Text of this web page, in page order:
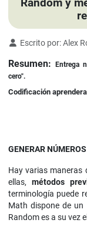
Random y
Detalles
Escrito por:Alex
Resumen:
Entrega
cero".
Codificación
GENERAR
Hay varias maneras
ellas, métodos
terminología puede
Math dispone de un
Random es a su vez